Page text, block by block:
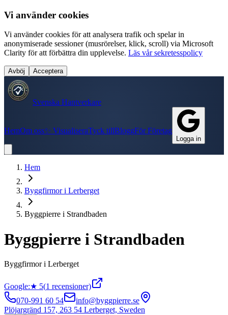
Vi använder cookies
Vi använder cookies för att analysera trafik och spelar in
anonymiserade sessioner (musrörelser, klick, scroll) via Microsoft
Clarity för att förbättra din upplevelse. Läs vår sekretesspolicy
Avböj Acceptera
Svenska Hantverkare
HemOm oss✨ VisualiseraTyck tillBloggFör Företag
Logga in
Hem
Byggfirmori Lerberget
Byggpierre i Strandbaden
Byggpierre i Strandbaden
Byggfirmori Lerberget
Google:★ 5(1 recensioner)
070-991 60 54
info@byggpierre.se
Plöjargränd 157, 263 54 Lerberget, Sweden